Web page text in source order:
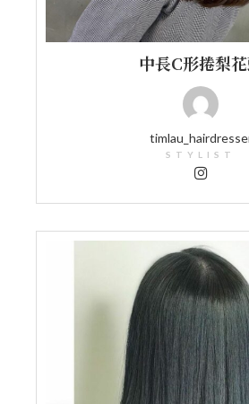
中長C形捲梨
STYLIST